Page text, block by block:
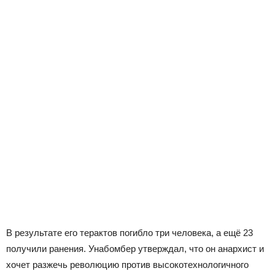
В результате его терактов погибло три человека, а ещё 23
получили ранения. Унабомбер утверждал, что он анархист и
хочет разжечь революцию против высокотехнологичного